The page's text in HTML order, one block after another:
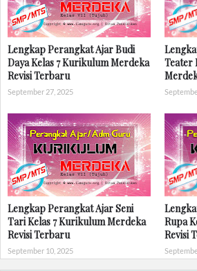
Lengkap Perangkat Ajar Budi
Daya Kelas 7 Kurikulum Merdeka
Revisi Terbaru
September 27, 2025
Teater
Lengkap Perangkat Ajar Seni
Tari Kelas 7 Kurikulum Merdeka
Revisi Terbaru
September 10, 2025
Rupa
Revisi